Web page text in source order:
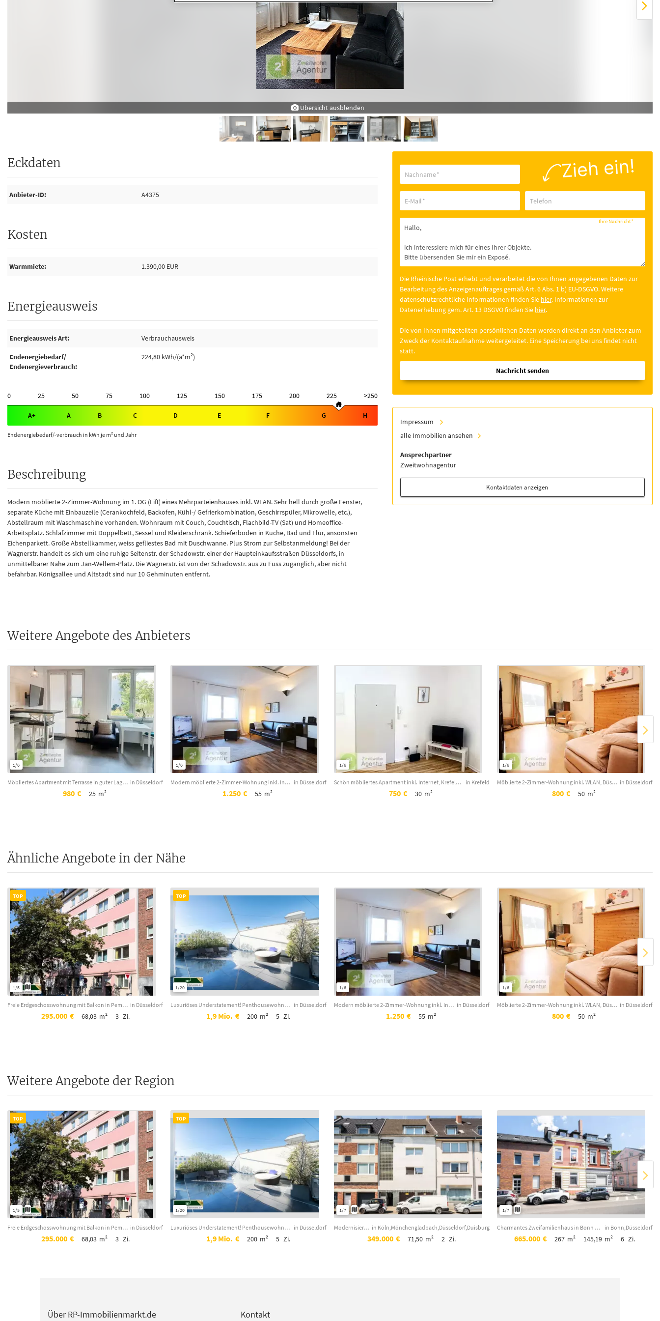
Übersicht ausblenden
Zieh ein!
Nachname*
E-Mail* Telefon
Ihre Nachricht*
Die Rheinische Post erhebt und verarbeitet die von Ihnen angegebenen Daten zur
Bearbeitung des Anzeigenauftrages gemäß Art. 6 Abs. 1 b) EU-DSGVO. Weitere
datenschutzrechtliche Informationen finden Sie hier. Informationen zur
Datenerhebung gem. Art. 13 DSGVO finden Sie hier.
Die von Ihnen mitgeteilten persönlichen Daten werden direkt an den Anbieter zum
Zweck der Kontaktaufnahme weitergeleitet. Eine Speicherung bei uns findet nicht
statt.
Nachricht senden
Impressum
alle Immobilien ansehen
Ansprechpartner
Zweitwohnagentur
Kontaktdaten anzeigen
Eckdaten
Anbieter-ID A4375
Kosten
Warmmiete 1.390,00 EUR
Energieausweis
Energieausweis Art Verbrauchausweis
Endenergiebedarf/
Endenergieverbrauch
224,80 kWh/(a*m²)
0 25 50 75 100 125 150 175 200 225 >250
A+ A B C D E F G H
Endenergiebedarf/-verbrauch in kWh je m² und Jahr
Beschreibung
Modern möblierte 2-Zimmer-Wohnung im 1. OG (Lift) eines Mehrparteienhauses inkl. WLAN. Sehr hell durch große Fenster,
separate Küche mit Einbauzeile (Cerankochfeld, Backofen, Kühl-/ Gefrierkombination, Geschirrspüler, Mikrowelle, etc.),
Abstellraum mit Waschmaschine vorhanden. Wohnraum mit Couch, Couchtisch, Flachbild-TV (Sat) und Homeoffice-
Arbeitsplatz. Schlafzimmer mit Doppelbett, Sessel und Kleiderschrank. Schieferboden in Küche, Bad und Flur, ansonsten
Eichenparkett. Große Abstellkammer, weiss gefliestes Bad mit Duschwanne. Plus Strom zur Selbstanmeldung! Bei der
Wagnerstr. handelt es sich um eine ruhige Seitenstr. der Schadowstr. einer der Haupteinkaufsstraßen Düsseldorfs, in
unmittelbarer Nähe zum Jan-Wellem-Platz. Die Wagnerstr. ist von der Schadowstr. aus zu Fuss zugänglich, aber nicht
befahrbar. Königsallee und Altstadt sind nur 10 Gehminuten entfernt.
Weitere Angebote des Anbieters
1/6
Möbliertes Apartment mit Terrasse in guter Lage, Düsseldorf-Derendorf, Weißenbur... in Düsseldorf
980 € 25 m²
1/6
Modern möblierte 2-Zimmer-Wohnung inkl. Internet, Düsseldorf-Flehe, Fleher Str. in Düsseldorf
1.250 € 55 m²
1/6
Schön möbliertes Apartment inkl. Internet, Krefeld-Zentrum, Petersstr. in Krefeld
750 € 30 m²
1/6
Möblierte 2-Zimmer-Wohnung inkl. WLAN, Düsseldorf-Rath, Fehrbellinstr. in Düsseldorf
800 € 50 m²
Ähnliche Angebote in der Nähe
TOP
1/5
Freie Erdgeschosswohnung mit Balkon in Pempelfort ! Sanierungsprojekt für Handwe... in Düsseldorf
295.000 € 68,03 m² 3 Zi.
TOP
1/20
Luxuriöses Understatement! Penthousewohnung über zwei Etagen mit großer Dachterr... in Düsseldorf
1,9 Mio. € 200 m² 5 Zi.
1/6
Modern möblierte 2-Zimmer-Wohnung inkl. Internet, Düsseldorf-Flehe, Fleher Str. in Düsseldorf
1.250 € 55 m²
1/6
Möblierte 2-Zimmer-Wohnung inkl. WLAN, Düsseldorf-Rath, Fehrbellinstr. in Düsseldorf
800 € 50 m²
Weitere Angebote der Region
TOP
1/5
Freie Erdgeschosswohnung mit Balkon in Pempelfort ! Sanierungsprojekt für Handwe... in Düsseldorf
295.000 € 68,03 m² 3 Zi.
TOP
1/20
Luxuriöses Understatement! Penthousewohnung über zwei Etagen mit großer Dachterr... in Düsseldorf
1,9 Mio. € 200 m² 5 Zi.
1/7
Modernisierungsbedürftige 2-Zimmerwohnung mit Garage und alleiniger Gartennutzun... in Köln,Mönchengladbach,Düsseldorf,Duisburg
349.000 € 71,50 m² 2 Zi.
1/7
Charmantes Zweifamilienhaus in Bonn Oberkassel! in Bonn,Düsseldorf
665.000 € 267 m² 145,19 m² 6 Zi.
Über RP-Immobilienmarkt.de Kontakt